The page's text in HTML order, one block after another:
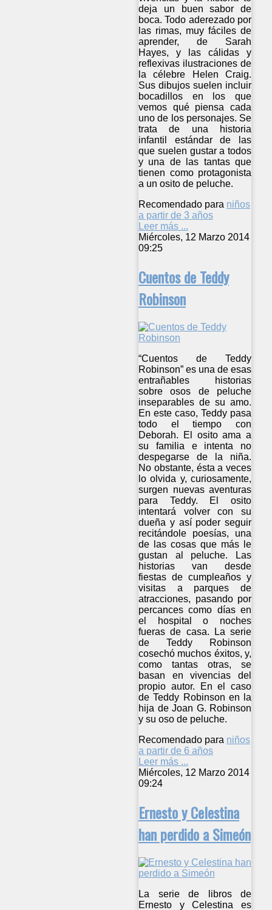
deja un buen sabor de
boca. Todo aderezado por
las rimas, muy fáciles de
aprender, de Sarah
Hayes, y las cálidas y
reflexivas ilustraciones de
la célebre Helen Craig.
Sus dibujos suelen incluir
bocadillos en los que
vemos qué piensa cada
uno de los personajes. Se
trata de una historia
infantil estándar de las
que suelen gustar a todos
y una de las tantas que
tienen como protagonista
a un osito de peluche.
Recomendado para niños
a partir de 3 años
Leer más ...
Miércoles, 12 Marzo 2014
09:25
Cuentos de Teddy
Robinson
“Cuentos de Teddy
Robinson” es una de esas
entrañables historias
sobre osos de peluche
inseparables de su amo.
En este caso, Teddy pasa
todo el tiempo con
Deborah. El osito ama a
su familia e intenta no
despegarse de la niña.
No obstante, ésta a veces
lo olvida y, curiosamente,
surgen nuevas aventuras
para Teddy. El osito
intentará volver con su
dueña y así poder seguir
recitándole poesías, una
de las cosas que más le
gustan al peluche. Las
historias van desde
fiestas de cumpleaños y
visitas a parques de
atracciones, pasando por
percances como días en
el hospital o noches
fueras de casa. La serie
de Teddy Robinson
cosechó muchos éxitos, y,
como tantas otras, se
basan en vivencias del
propio autor. En el caso
de Teddy Robinson en la
hija de Joan G. Robinson
y su oso de peluche.
Recomendado para niños
a partir de 6 años
Leer más ...
Miércoles, 12 Marzo 2014
09:24
Ernesto y Celestina
han perdido a Simeón
La serie de libros de
Ernesto y Celestina es